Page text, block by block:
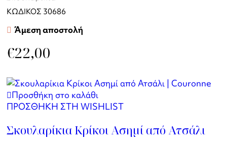
ΚΩΔΙΚΟΣ 30686
Άμεση αποστολή
€22,00
Προσθήκη στο καλάθι
ΠΡΟΣΘΗΚΗ ΣΤΗ WISHLIST
Σκουλαρίκια Κρίκοι Ασημί από Ατσάλι